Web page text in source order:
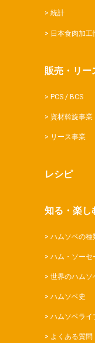
統計
日本食肉加工
販売・リー
PCS / BCS
資材斡旋事業
リース事業
レシピ
知る・楽し
ハムソベの種
ハム・ソーセ
世界のハムソ
ハムソベ史
ハムソベライ
よくある質問